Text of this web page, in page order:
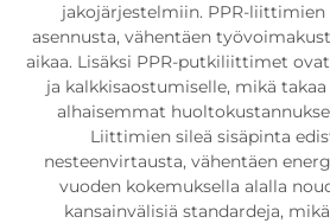
jakojärjestelmiin. PPR-liittimien
asennusta, vähentäen
aikaa. Lisäksi PPR-putkiliittimet
ja kalkkisaostumiselle, mikä
alhaisemmat
Liittimien sileä sisäpinta
nesteenvirtausta, vähentäen
vuoden kokemuksella alalla
kansainvälisiä standardeja,